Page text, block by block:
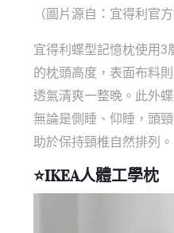
（圖片源自：宜得利官方
宜得利蝶型記憶枕使用3
的枕頭高度，表面布料
透氣清爽一整晚。此外
無論是側睡、仰睡，頭
助於保持頸椎自然排列。
⭐IKEA人體工學枕